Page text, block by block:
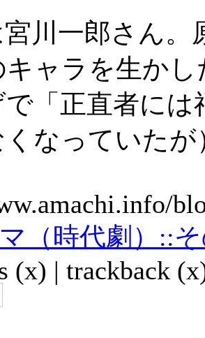
宮川一郎さん
キャラを生か
で「正直者に
なっていたが
（時代劇）::
(x) | trackback